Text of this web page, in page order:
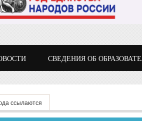
СВЕДЕНИЯ ОБ
вкладка)
ссылаются